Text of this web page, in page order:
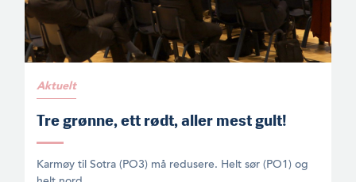
Aktuelt
Tre grønne, ett rødt, aller mest gult!
Karmøy til Sotra (PO3) må redusere. Helt sør (PO1) og